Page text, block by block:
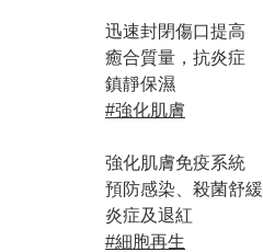
迅速封閉傷口提高
癒合質量，抗炎症
鎮靜保濕
#強化肌膚
強化肌膚免疫系統
預防感染、殺菌舒緩
炎症及退紅
#細胞再生